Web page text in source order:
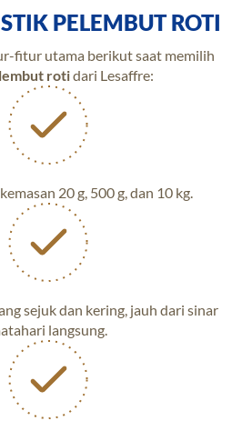
PELEMBUT ROTI
fitur utama berikut saat memilih
rotidari Lesaffre:
20 g, 500 g, dan 10 kg.
sejuk dan kering, jauh dari sinar
langsung.